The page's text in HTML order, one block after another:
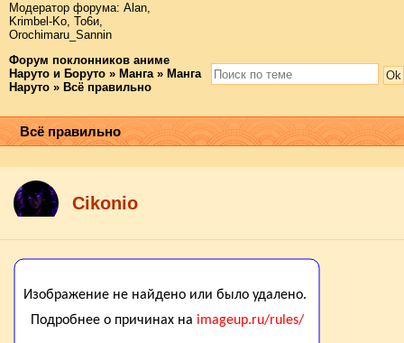
Модератор форума: Аlаn,
Krimbel-Ko, То6и,
Orochimaru_Sannin
Форум поклонников аниме
Наруто и Боруто » Манга » Манга
Наруто » Всё правильно
Всё правильно
Cikоnio